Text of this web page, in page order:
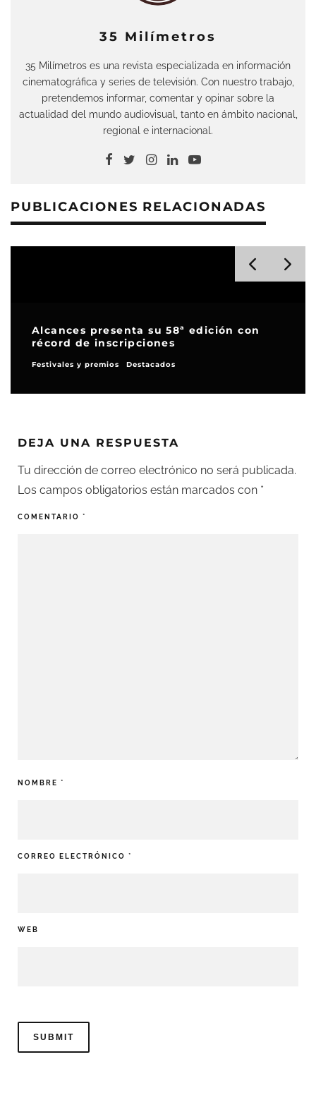
35 Milímetros
35 Milímetros es una revista especializada en información
cinematográfica y series de televisión. Con nuestro trabajo,
pretendemos informar, comentar y opinar sobre la
actualidad del mundo audiovisual, tanto en ámbito nacional,
regional e internacional.
PUBLICACIONES RELACIONADAS
Alcances presenta su 58ª edición con
récord de inscripciones
Festivales y premios Destacados
DEJA UNA RESPUESTA
Tu dirección de correo electrónico no será publicada.
Los campos obligatorios están marcados con *
COMENTARIO *
NOMBRE *
CORREO ELECTRÓNICO *
WEB